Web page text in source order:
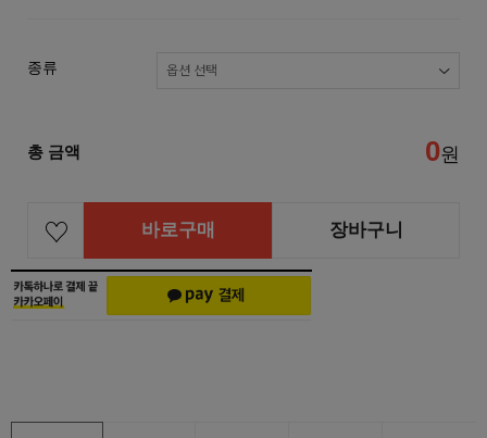
종류
총 금액 0원
바로구매 장바구니